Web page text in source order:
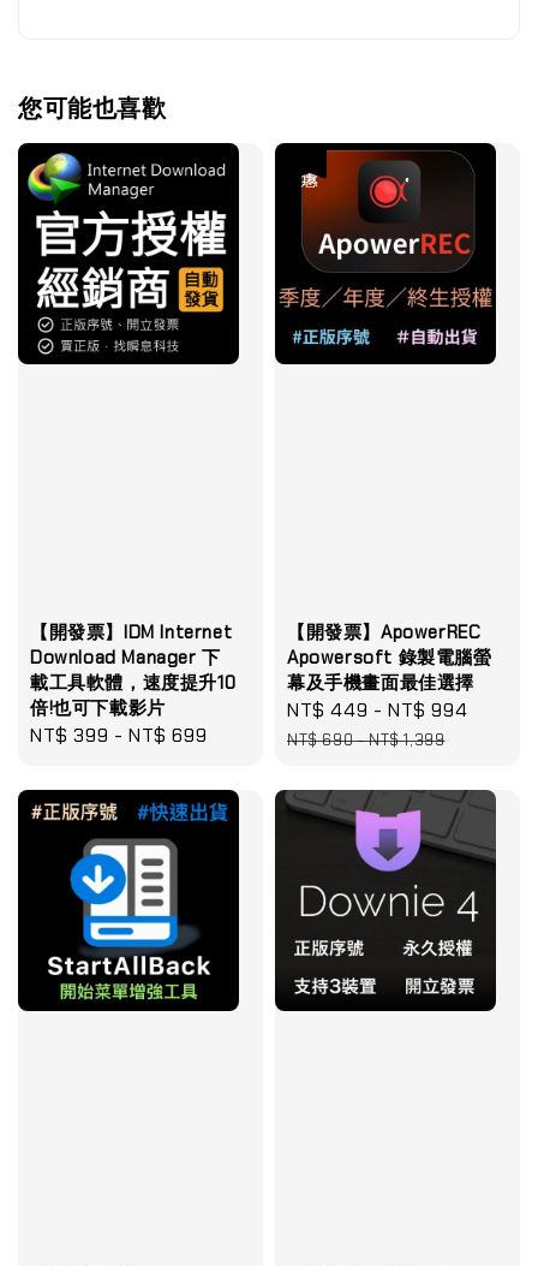
您可能也喜歡
【開發票】IDM Internet
Download Manager 下
載工具軟體，速度提升10
倍!也可下載影片
Regular
NT$ 399 -NT$ 699
【開發票】ApowerREC
Apowersoft 錄製電腦螢
幕及手機畫面最佳選擇
Sale
price
NT$ 449 -NT$ 994
NT$ 690-NT$ 1,399